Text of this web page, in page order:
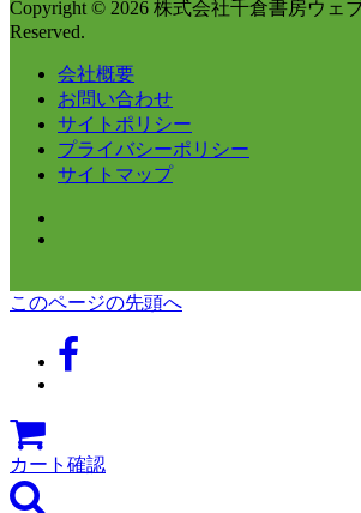
Copyright © 2026 株式会社千倉書房ウェ
Reserved.
会社概要
お問い合わせ
サイトポリシー
プライバシーポリシー
サイトマップ
このページの先頭へ
カート確認